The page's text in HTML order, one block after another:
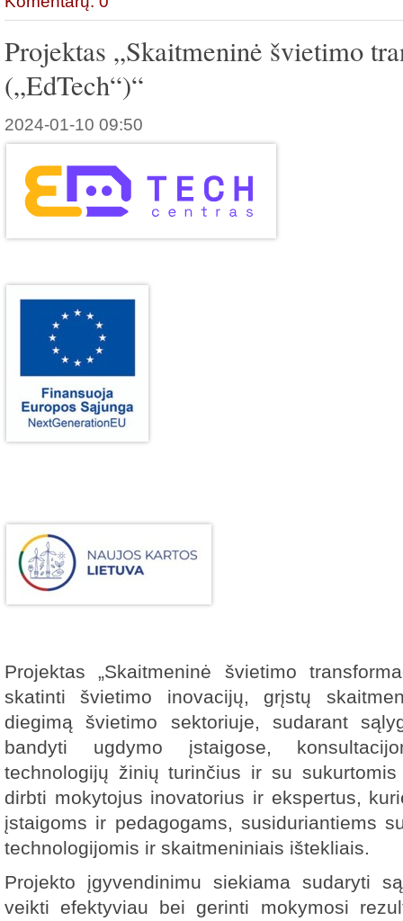
Projektas „Skaitmeninė švietimo
(„EdTech“)“
2024-01-10 09:50
Projektas „Skaitmeninė švietimo
skatinti švietimo inovacijų, grįstų
diegimą švietimo sektoriuje, sudarant
bandyti ugdymo įstaigose,
technologijų žinių turinčius ir su sukurtomis
dirbti mokytojus inovatorius ir ekspertus,
įstaigoms ir pedagogams, susiduriantiems
technologijomis ir skaitmeniniais ištekliais.
Projekto įgyvendinimu siekiama sudaryti
veikti efektyviau bei gerinti mokymosi